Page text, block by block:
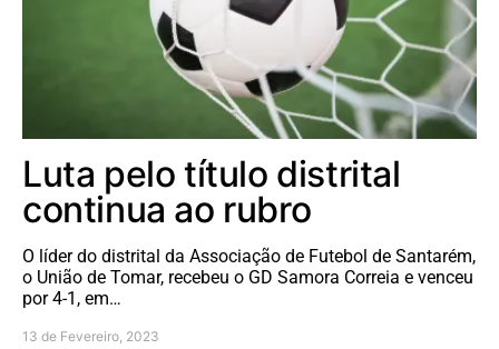
Luta pelo título distrital
continua ao rubro
O líder do distrital da Associação de Futebol de Santarém,
o União de Tomar, recebeu o GD Samora Correia e venceu
por 4-1, em…
13 de Fevereiro, 2023